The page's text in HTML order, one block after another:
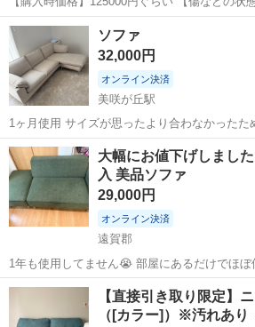
ありません。2箇所すこしはげている部分があ
写真にも掲載しています。 【アピールポイン
でまだまだ使えます！座り心...
福岡 宗像市
ソファ
32,000円
オンライン決済
美咲が丘駅
1ヶ月使用 サイズが思ったより合わなかったため出
ほぼありません。 ペット、喫煙 無✨ 引き取りに来てくれる方限定で
す よろしくお願いいたします🙇🏻‍♀️
福岡 糸島市 美咲が丘駅 ソファ
大幅にお値下げしまし
入 美品ソファ
29,000円
オンライン決済
遠賀郡
1年も使用してません😭 部屋にあるだけでほぼ
品です！ 直ぐに取りに来れる方現金手渡し優
福岡 遠賀郡 ソファ
【直接引き取り限定】
（[カラー]）※汚れあ